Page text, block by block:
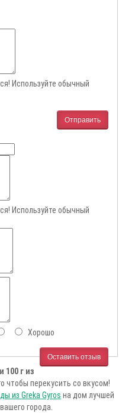
Используйте обычный
Отправить
Используйте обычный
Хорошо
Оставить отзыв
100 г из
чтобы перекусить со вкусом!
из Greka Gyros на дом лучшей
города.